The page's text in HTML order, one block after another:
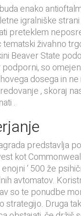
enako
igralniške
preteklem
živahno
Beaver State
so
dosega in
, skoraj
.
predstavlja
kot
‘ 500 že
avtomatov.
so te ponudbe
Druga